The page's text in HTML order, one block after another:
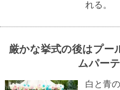
れる。
厳かな挙式の後はプー
ムパー
白と青